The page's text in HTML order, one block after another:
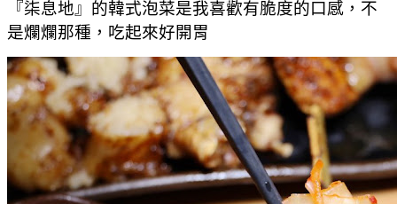
『柒息地』的韓式泡菜是我喜歡有脆度的口感，不
是爛爛那種，吃起來好開胃